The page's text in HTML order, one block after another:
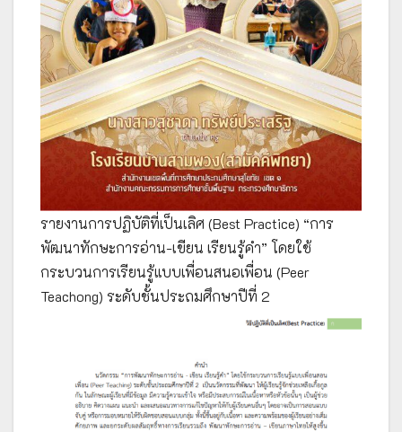
รายงานการปฏิบัติที่เป็นเลิศ (Best Practice) “การ
พัฒนาทักษะการอ่าน-เขียน เรียนรู้คำ” โดยใช้
กระบวนการเรียนรู้แบบเพื่อนสนอเพื่อน (Peer
Teachong) ระดับชั้นประถมศึกษาปีที่ 2